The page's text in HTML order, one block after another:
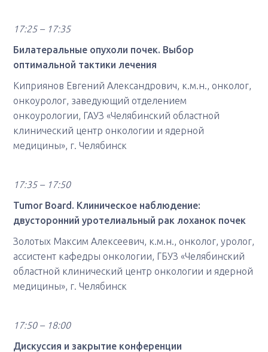
17:25 – 17:35
Билатеральные опухоли почек. Выбор
оптимальной тактики лечения
Киприянов Евгений Александрович, к.м.н., онколог,
онкоуролог, заведующий отделением
онкоурологии, ГАУЗ «Челябинский областной
клинический центр онкологии и ядерной
медицины», г. Челябинск
17:35 – 17:50
Tumor Board. Клиническое наблюдение:
двусторонний уротелиальный рак лоханок почек
Золотых Максим Алексеевич, к.м.н., онколог, уролог,
ассистент кафедры онкологии, ГБУЗ «Челябинский
областной клинический центр онкологии и ядерной
медицины», г. Челябинск
17:50 – 18:00
Дискуссия и закрытие конференции